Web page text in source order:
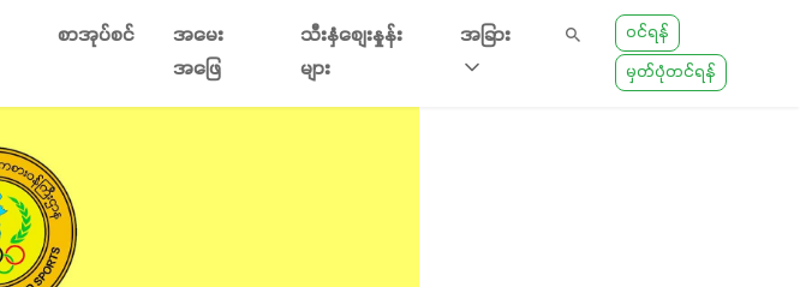
စာအုပ်စင်
အမေး
အဖြေ
သီးနှံစျေးနှုန်း
များ
အခြား
ဝင်ရန်
မှတ်ပုံတင်ရန်